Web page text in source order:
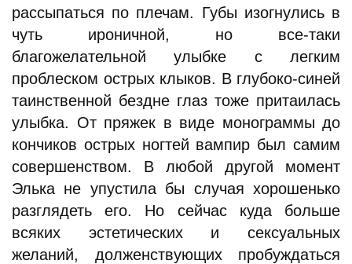
рассыпаться по плечам. Губы изогнулись в
чуть ироничной, но все-таки
благожелательной улыбке с легким
проблеском острых клыков. В глубоко-синей
таинственной бездне глаз тоже притаилась
улыбка. От пряжек в виде монограммы до
кончиков острых ногтей вампир был самим
совершенством. В любой другой момент
Элька не упустила бы случая хорошенько
разглядеть его. Но сейчас куда больше
всяких эстетических и сексуальных
желаний, долженствующих пробуждаться